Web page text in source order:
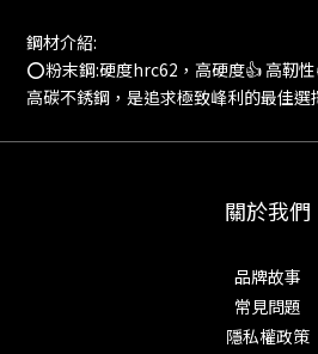
鋼材介紹:
⭕️粉末鋼:硬度hrc62，高硬度👍 高靭
高碳不銹鋼，是追求極致峰利的最佳選
關於我們
品牌故事
常見問題
隱私權政策